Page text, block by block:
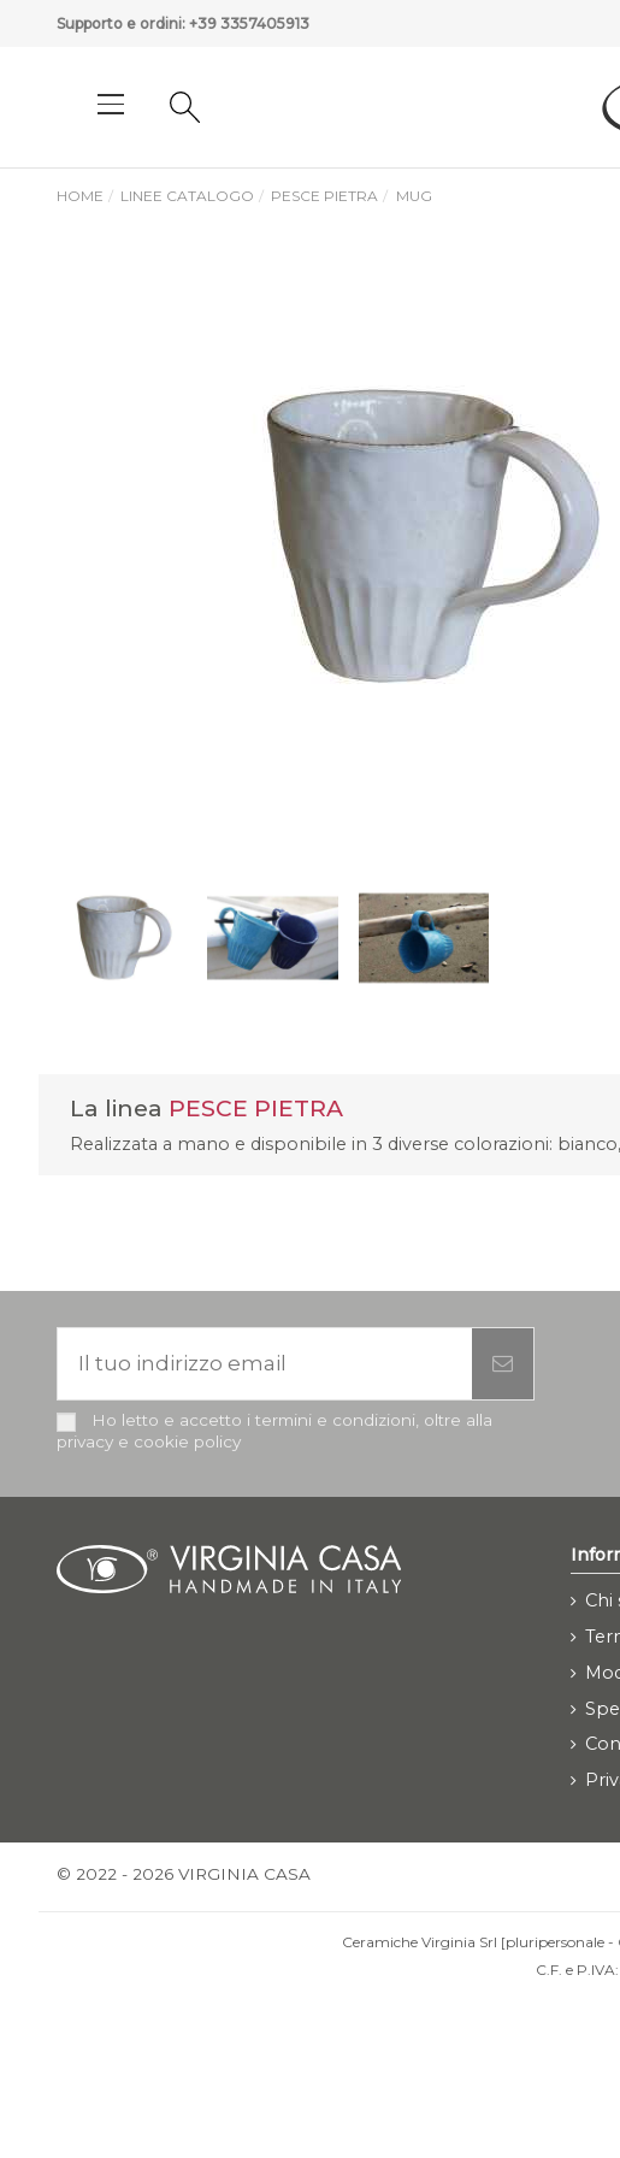
Supporto e ordini: +39 3357405913
HOME LINEE CATALOGO PESCE PIETRA MUG
La linea PESCE PIETRA
Realizzata a mano e disponibile in 3 diverse colorazioni:
Ho letto e accetto i termini e condizioni, oltre alla
privacy e cookie policy
Chi
© 2022 - 2026 VIRGINIA CASA
Ceramiche Virginia Srl [pluripersonale -
C.F. e